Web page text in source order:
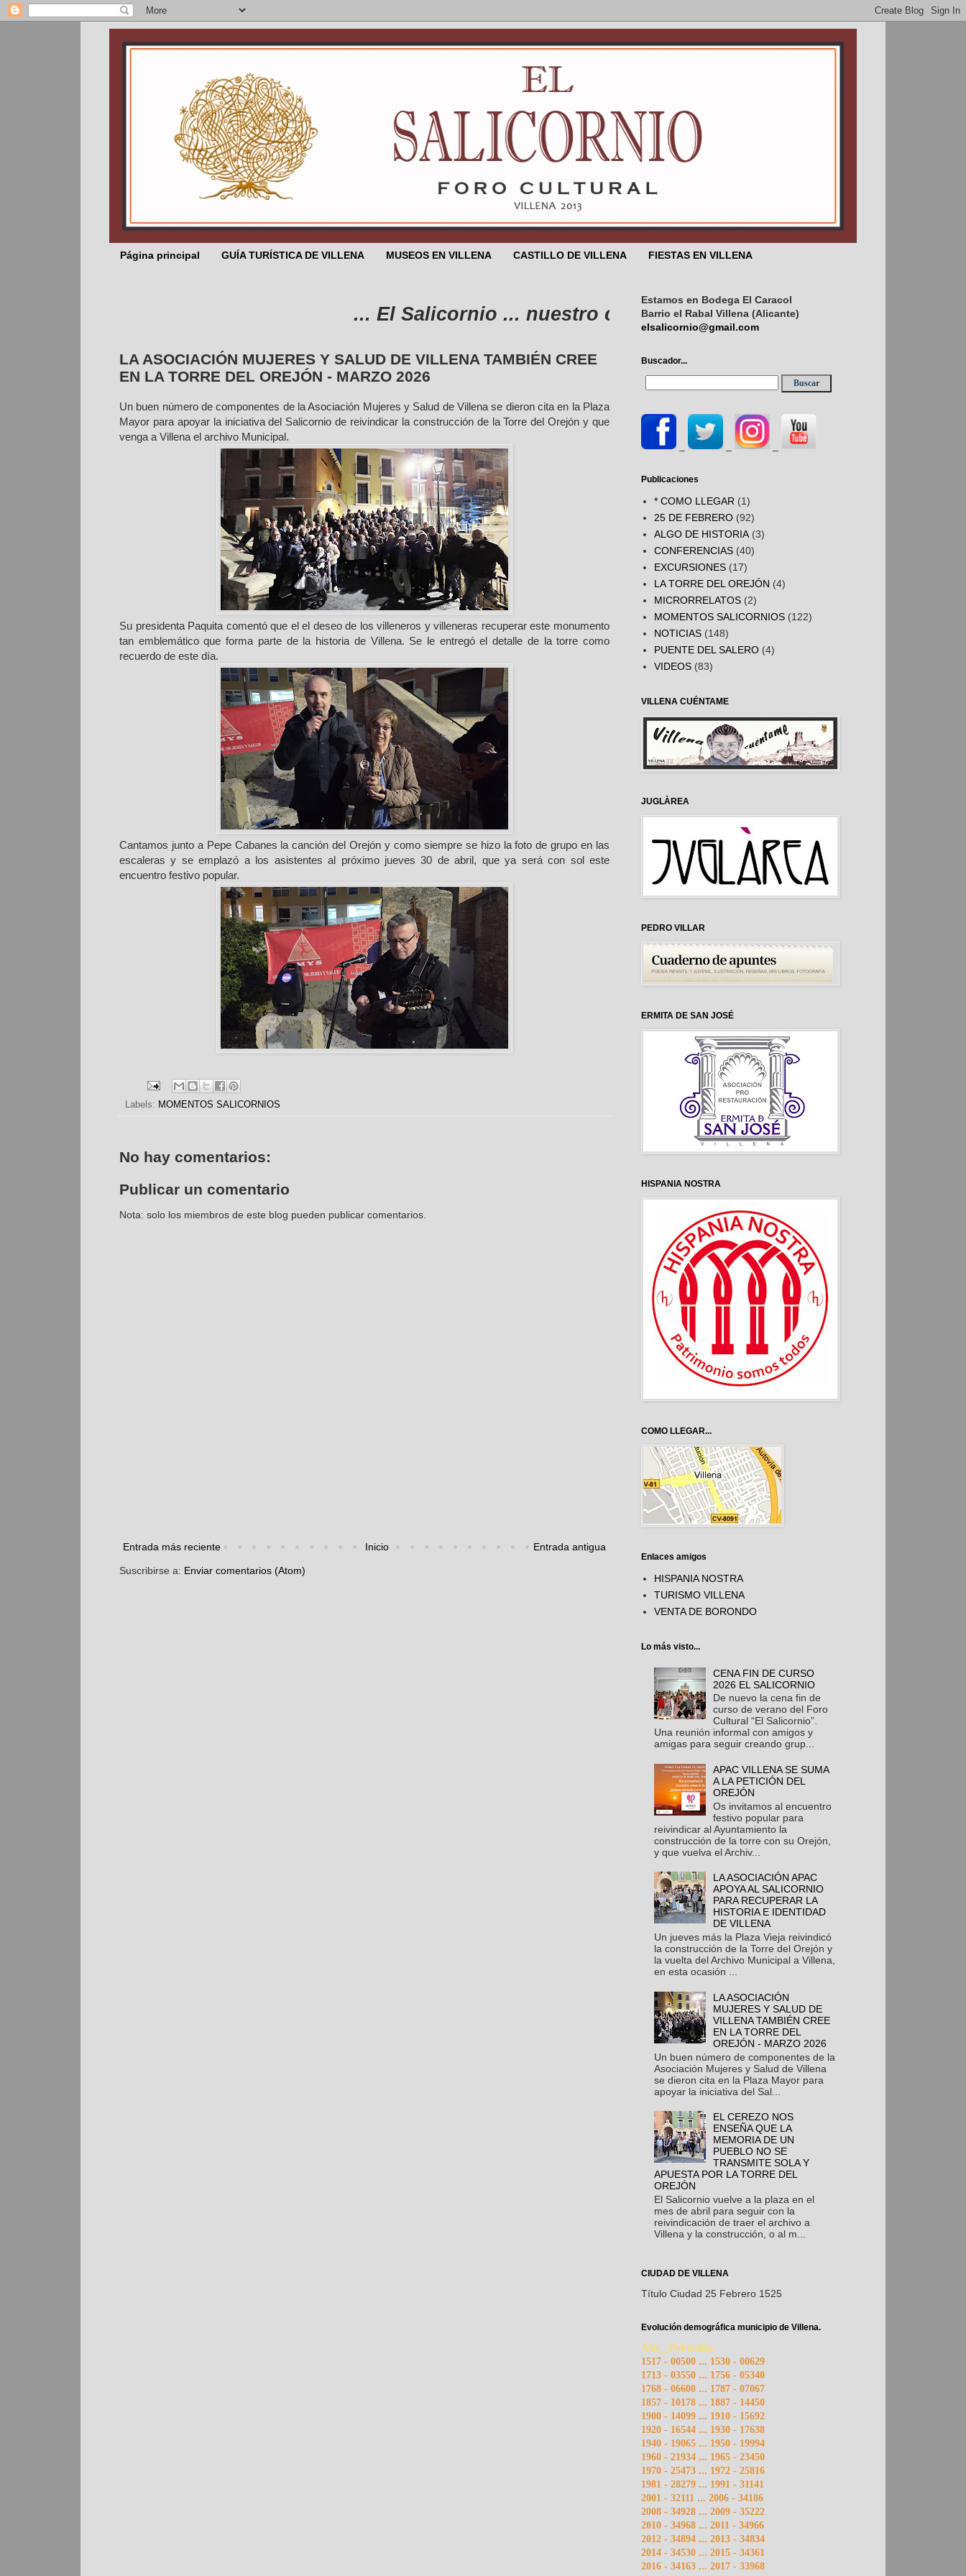
Página principal GUÍA TURÍSTICA DE VILLENA MUSEOS EN VILLENA CASTILLO DE VILLENA FIESTAS EN VILLENA
... El Salicornio ... nuestro cumpleaños es el 25 de febrero
LA ASOCIACIÓN MUJERES Y SALUD DE VILLENA TAMBIÉN CREE
EN LA TORRE DEL OREJÓN - MARZO 2026
Un buen número de componentes de la Asociación Mujeres y Salud de Villena se dieron cita en la Plaza
Mayor para apoyar la iniciativa del Salicornio de reivindicar la construcción de la Torre del Orejón y que
venga a Villena el archivo Municipal.
Su presidenta Paquita comentó que el el deseo de los villeneros y villeneras recuperar este monumento
tan emblemático que forma parte de la historia de Villena. Se le entregó el detalle de la torre como
recuerdo de este día.
Cantamos junto a Pepe Cabanes la canción del Orejón y como siempre se hizo la foto de grupo en las
escaleras y se emplazó a los asistentes al próximo jueves 30 de abril, que ya será con sol este
encuentro festivo popular.
Labels: MOMENTOS SALICORNIOS
No hay comentarios:
Publicar un comentario
Nota: solo los miembros de este blog pueden publicar comentarios.
Entrada más reciente Entrada antigua
Inicio
Suscribirse a: Enviar comentarios (Atom)
Estamos en Bodega El Caracol
Barrio el Rabal Villena (Alicante)
elsalicornio@gmail.com
Buscador...
Publicaciones
* COMO LLEGAR (1)
25 DE FEBRERO (92)
ALGO DE HISTORIA (3)
CONFERENCIAS (40)
EXCURSIONES (17)
LA TORRE DEL OREJÓN (4)
MICRORRELATOS (2)
MOMENTOS SALICORNIOS (122)
NOTICIAS (148)
PUENTE DEL SALERO (4)
VIDEOS (83)
VILLENA CUÉNTAME
JUGLÀREA
PEDRO VILLAR
ERMITA DE SAN JOSÉ
HISPANIA NOSTRA
COMO LLEGAR...
Enlaces amigos
HISPANIA NOSTRA
TURISMO VILLENA
VENTA DE BORONDO
Lo más visto...
CENA FIN DE CURSO
2026 EL SALICORNIO
De nuevo la cena fin de
curso de verano del Foro
Cultural “El Salicornio”.
Una reunión informal con amigos y
amigas para seguir creando grup...
APAC VILLENA SE SUMA
A LA PETICIÓN DEL
OREJÓN
Os invitamos al encuentro
festivo popular para
reivindicar al Ayuntamiento la
construcción de la torre con su Orejón,
y que vuelva el Archiv...
LA ASOCIACIÓN APAC
APOYA AL SALICORNIO
PARA RECUPERAR LA
HISTORIA E IDENTIDAD
DE VILLENA
Un jueves más la Plaza Vieja reivindicó
la construcción de la Torre del Orejón y
la vuelta del Archivo Municipal a Villena,
en esta ocasión ...
LA ASOCIACIÓN
MUJERES Y SALUD DE
VILLENA TAMBIÉN CREE
EN LA TORRE DEL
OREJÓN - MARZO 2026
Un buen número de componentes de la
Asociación Mujeres y Salud de Villena
se dieron cita en la Plaza Mayor para
apoyar la iniciativa del Sal...
EL CEREZO NOS
ENSEÑA QUE LA
MEMORIA DE UN
PUEBLO NO SE
TRANSMITE SOLA Y
APUESTA POR LA TORRE DEL
OREJÓN
El Salicornio vuelve a la plaza en el
mes de abril para seguir con la
reivindicación de traer el archivo a
Villena y la construcción, o al m...
CIUDAD DE VILLENA
Título Ciudad 25 Febrero 1525
Evolución demográfica municipio de Villena.
Año__Población.
1517 - 00500 ... 1530 - 00629
1713 - 03550 ... 1756 - 05340
1768 - 06600 ... 1787 - 07067
1857 - 10178 ... 1887 - 14450
1900 - 14099 ... 1910 - 15692
1920 - 16544 ... 1930 - 17638
1940 - 19065 ... 1950 - 19994
1960 - 21934 ... 1965 - 23450
1970 - 25473 ... 1972 - 25816
1981 - 28279 ... 1991 - 31141
2001 - 32111 ... 2006 - 34186
2008 - 34928 ... 2009 - 35222
2010 - 34968 ... 2011 - 34966
2012 - 34894 ... 2013 - 34834
2014 - 34530 ... 2015 - 34361
2016 - 34163 ... 2017 - 33968